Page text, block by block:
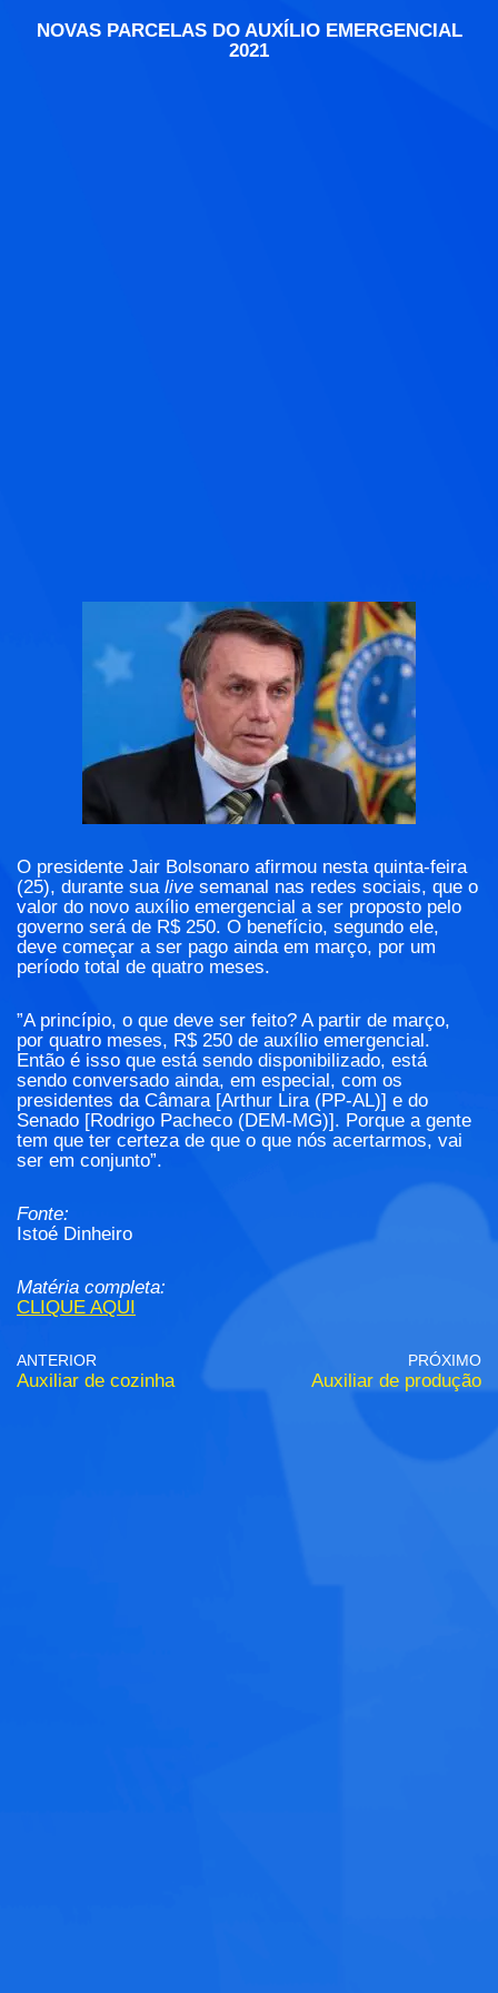
NOVAS PARCELAS DO AUXÍLIO EMERGENCIAL
2021
O presidente Jair Bolsonaro afirmou nesta quinta-feira
(25), durante sua live semanal nas redes sociais, que o
valor do novo auxílio emergencial a ser proposto pelo
governo será de R$ 250. O benefício, segundo ele,
deve começar a ser pago ainda em março, por um
período total de quatro meses.
”A princípio, o que deve ser feito? A partir de março,
por quatro meses, R$ 250 de auxílio emergencial.
Então é isso que está sendo disponibilizado, está
sendo conversado ainda, em especial, com os
presidentes da Câmara [Arthur Lira (PP-AL)] e do
Senado [Rodrigo Pacheco (DEM-MG)]. Porque a gente
tem que ter certeza de que o que nós acertarmos, vai
ser em conjunto”.
Fonte:
Istoé Dinheiro
Matéria completa:
CLIQUE AQUI
ANTERIOR
Auxiliar de cozinha
PRÓXIMO
Auxiliar de produção